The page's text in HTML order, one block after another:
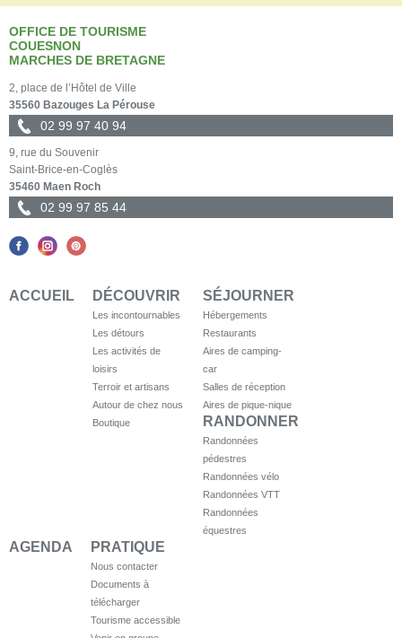
OFFICE DE TOURISME
COUESNON
MARCHES DE BRETAGNE
2, place de l’Hôtel de Ville
35560 Bazouges La Pérouse
02 99 97 40 94
9, rue du Souvenir
Saint-Brice-en-Coglès
35460 Maen Roch
02 99 97 85 44
ACCUEIL DÉCOUVRIR
Les incontournables
Les détours
Les activités de
loisirs
Terroir et artisans
Autour de chez nous
Boutique
SÉJOURNER
Hébergements
Restaurants
Aires de camping-
car
Salles de réception
Aires de pique-nique
RANDONNER
Randonnées
pédestres
Randonnées vélo
Randonnées VTT
Randonnées
équestres
AGENDA PRATIQUE
Nous contacter
Documents à
télécharger
Tourisme accessible